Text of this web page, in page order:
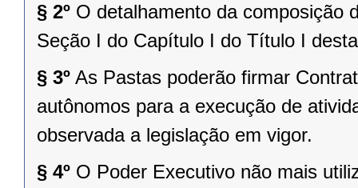
§ 2º O detalhamento da composição
Seção I do Capítulo I do Título I
§ 3º As Pastas poderão firmar
autônomos para a execução de
observada a legislação em vigor.
§ 4º O Poder Executivo não mais